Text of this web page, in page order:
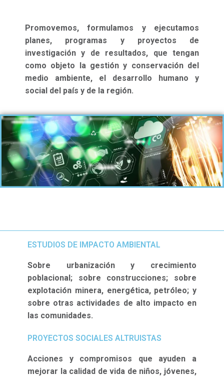
Promovemos, formulamos y ejecutamos
planes, programas y proyectos de
investigación y de resultados, que tengan
como objeto la gestión y conservación del
medio ambiente, el desarrollo humano y
social del país y de la región.
ESTUDIOS DE IMPACTO AMBIENTAL
Sobre urbanización y crecimiento
poblacional; sobre construcciones; sobre
explotación minera, energética, petróleo; y
sobre otras actividades de alto impacto en
las comunidades.
PROYECTOS SOCIALES ALTRUISTAS
Acciones y compromisos que ayuden a
mejorar la calidad de vida de niños, jóvenes,